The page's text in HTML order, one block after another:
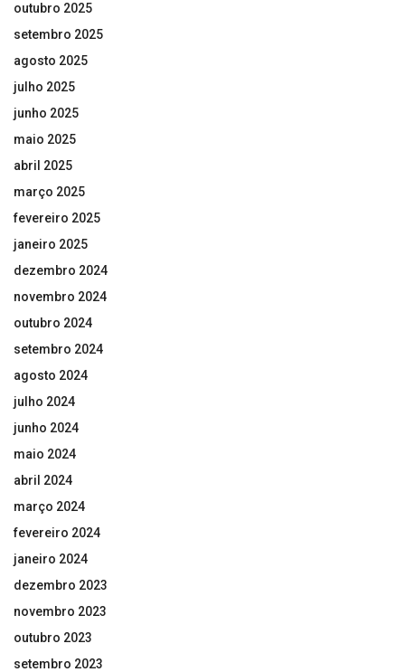
outubro 2025
setembro 2025
agosto 2025
julho 2025
junho 2025
maio 2025
abril 2025
março 2025
fevereiro 2025
janeiro 2025
dezembro 2024
novembro 2024
outubro 2024
setembro 2024
agosto 2024
julho 2024
junho 2024
maio 2024
abril 2024
março 2024
fevereiro 2024
janeiro 2024
dezembro 2023
novembro 2023
outubro 2023
setembro 2023